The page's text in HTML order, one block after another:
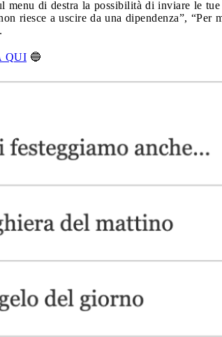
menu di destra la possibilità di inviare le
riesce a uscire da una dipendenza”,
QUI 🔵